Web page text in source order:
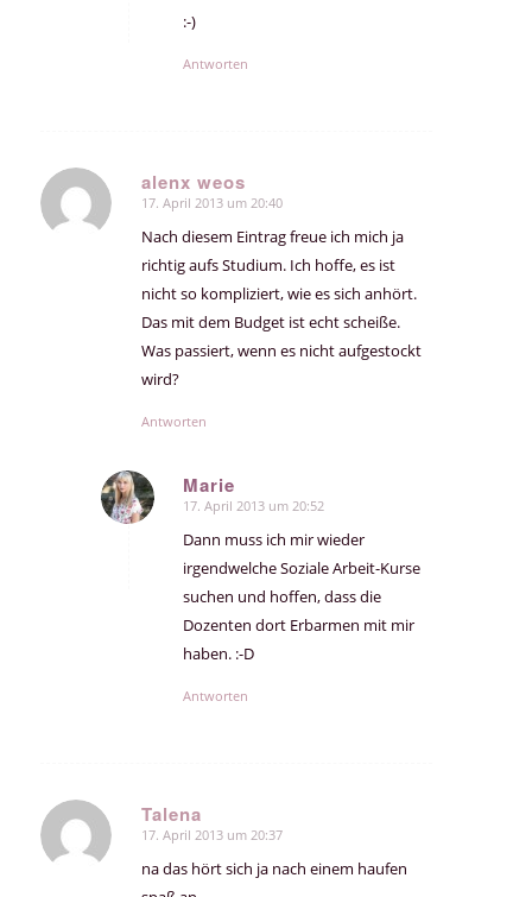
:-)
Antworten
alenx weos
sagte:
17. April 2013 um 20:40
Nach diesem Eintrag freue ich mich ja
richtig aufs Studium. Ich hoffe, es ist
nicht so kompliziert, wie es sich anhört.
Das mit dem Budget ist echt scheiße.
Was passiert, wenn es nicht aufgestockt
wird?
Antworten
Marie
sagte:
17. April 2013 um 20:52
Dann muss ich mir wieder
irgendwelche Soziale Arbeit-Kurse
suchen und hoffen, dass die
Dozenten dort Erbarmen mit mir
haben. :-D
Antworten
Talena
sagte:
17. April 2013 um 20:37
na das hört sich ja nach einem haufen